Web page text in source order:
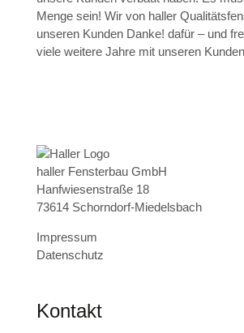
Menge sein! Wir von haller
unseren Kunden Danke! dafür – und
viele weitere Jahre mit unseren
haller Fensterbau GmbH
Hanfwiesenstraße 18
73614 Schorndorf-Miedelsbach
Impressum
Datenschutz
Kontakt